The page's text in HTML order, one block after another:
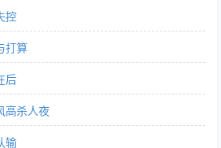
控
打算
后
高杀人夜
输